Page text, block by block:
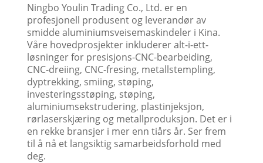
Ningbo Youlin Trading Co., Ltd. er en
profesjonell produsent og leverandør av
smidde aluminiumsveisemaskindeler i Kina.
Våre hovedprosjekter inkluderer alt-i-ett-
løsninger for presisjons-CNC-bearbeiding,
CNC-dreiing, CNC-fresing, metallstempling,
dyptrekking, smiing, støping,
investeringsstøping, støping,
aluminiumsekstrudering, plastinjeksjon,
rørlaserskjæring og metallproduksjon. Det er i
en rekke bransjer i mer enn tiårs år. Ser frem
til å nå et langsiktig samarbeidsforhold med
deg.